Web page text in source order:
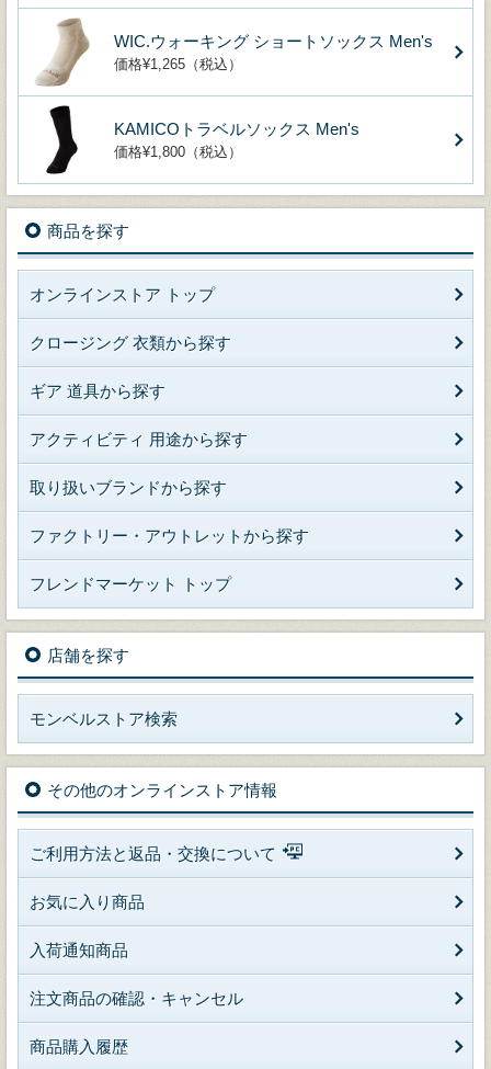
WIC.ウォーキング ショートソックス Men's
価格¥1,265（税込）
KAMICOトラベルソックス Men's
価格¥1,800（税込）
商品を探す
オンラインストア トップ
クロージング 衣類から探す
ギア 道具から探す
アクティビティ 用途から探す
取り扱いブランドから探す
ファクトリー・アウトレットから探す
フレンドマーケット トップ
店舗を探す
モンベルストア検索
その他のオンラインストア情報
ご利用方法と返品・交換について
お気に入り商品
入荷通知商品
注文商品の確認・キャンセル
商品購入履歴